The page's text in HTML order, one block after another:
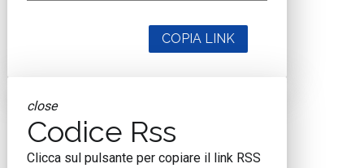
COPIA LINK
close
Codice Rss
Clicca sul pulsante per copiare il link RSS